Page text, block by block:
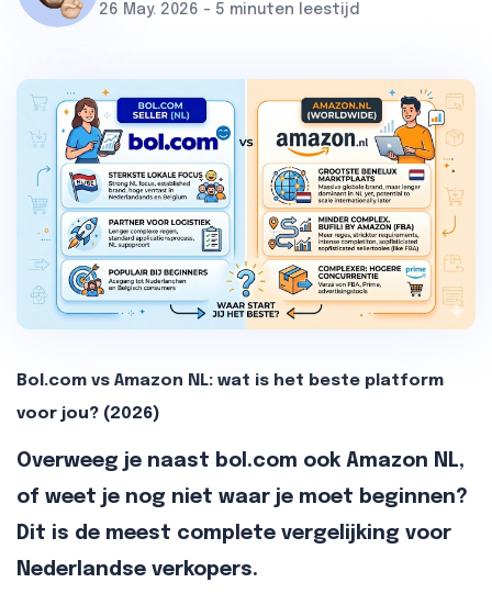
26 May. 2026 - 5 minuten leestijd
Bol.com vs Amazon NL: wat is het beste platform
voor jou? (2026)
Overweeg je naast bol.com ook Amazon NL,
of weet je nog niet waar je moet beginnen?
Dit is de meest complete vergelijking voor
Nederlandse verkopers.